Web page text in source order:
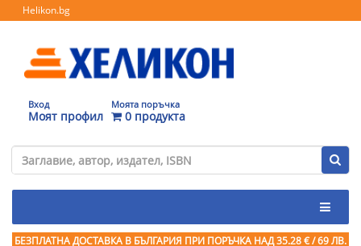
Helikon.bg
Вход
Моят профил
Моята поръчка
0 продукта
БЕЗПЛАТНА ДОСТАВКА В БЪЛГАРИЯ ПРИ ПОРЪЧКА НАД 35.28 € / 69 ЛВ.